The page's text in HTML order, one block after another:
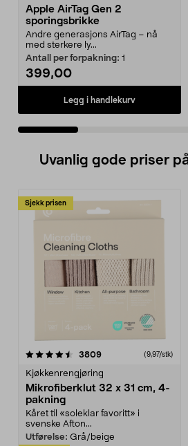
Apple AirTag Gen 2
sporingsbrikke
Andre generasjons AirTag – nå
med sterkere ly...
Antall per forpakning: 1
399,00
Legg i handlekurv
Uvanlig gode priser
Sjekk prisen
3809anmeldelser(9,97/stk)
Kjøkkenrengjøring
Mikrofiberklut 32 x 31 cm, 4-
pakning
Kåret til «soleklar favoritt» i
svenske Afton...
Utførelse: Grå/beige
4.5av 5 stjerner